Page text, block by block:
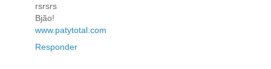
rsrsrs
Bjão!
www.patytotal.com
Responder